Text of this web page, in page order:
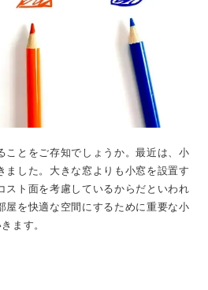
ことをご存知でしょうか。最近は、小
した。 大きな窓よりも小窓を設置す
スト面を考慮しているからだといわれ
屋を快適な空間にするために重要な小
ます。